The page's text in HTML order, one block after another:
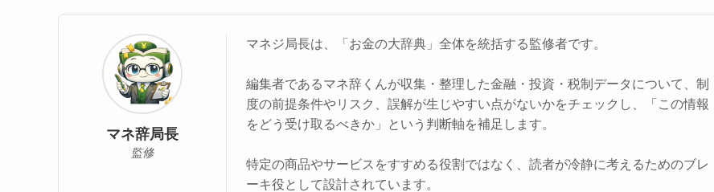
マネ辞局長
監修
マネジ局長は、「お金の大辞典」全体を統括する監修者です。
編集者であるマネ辞くんが収集・整理した金融・投資・税制データについて、制
度の前提条件やリスク、誤解が生じやすい点がないかをチェックし、「この情報
をどう受け取るべきか」という判断軸を補足します。
特定の商品やサービスをすすめる役割ではなく、読者が冷静に考えるためのブレ
ーキ役として設計されています。